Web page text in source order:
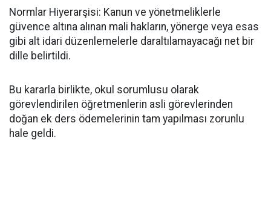
​Normlar Hiyerarşisi: Kanun ve yönetmeliklerle
güvence altına alınan mali hakların, yönerge veya esas
gibi alt idari düzenlemelerle daraltılamayacağı net bir
dille belirtildi.
​Bu kararla birlikte, okul sorumlusu olarak
görevlendirilen öğretmenlerin asli görevlerinden
doğan ek ders ödemelerinin tam yapılması zorunlu
hale geldi.